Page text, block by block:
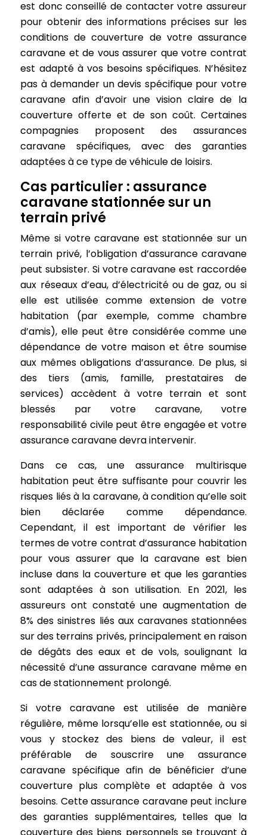
est donc conseillé de contacter votre assureur
pour obtenir des informations précises sur les
conditions de couverture de votre assurance
caravane et de vous assurer que votre contrat
est adapté à vos besoins spécifiques. N’hésitez
pas à demander un devis spécifique pour votre
caravane afin d’avoir une vision claire de la
couverture offerte et de son coût. Certaines
compagnies proposent des assurances
caravane spécifiques, avec des garanties
adaptées à ce type de véhicule de loisirs.
Cas particulier : assurance
caravane stationnée sur un
terrain privé
Même si votre caravane est stationnée sur un
terrain privé, l’obligation d’assurance caravane
peut subsister. Si votre caravane est raccordée
aux réseaux d’eau, d’électricité ou de gaz, ou si
elle est utilisée comme extension de votre
habitation (par exemple, comme chambre
d’amis), elle peut être considérée comme une
dépendance de votre maison et être soumise
aux mêmes obligations d’assurance. De plus, si
des tiers (amis, famille, prestataires de
services) accèdent à votre terrain et sont
blessés par votre caravane, votre
responsabilité civile peut être engagée et votre
assurance caravane devra intervenir.
Dans ce cas, une assurance multirisque
habitation peut être suffisante pour couvrir les
risques liés à la caravane, à condition qu’elle soit
bien déclarée comme dépendance.
Cependant, il est important de vérifier les
termes de votre contrat d’assurance habitation
pour vous assurer que la caravane est bien
incluse dans la couverture et que les garanties
sont adaptées à son utilisation. En 2021, les
assureurs ont constaté une augmentation de
8% des sinistres liés aux caravanes stationnées
sur des terrains privés, principalement en raison
de dégâts des eaux et de vols, soulignant la
nécessité d’une assurance caravane même en
cas de stationnement prolongé.
Si votre caravane est utilisée de manière
régulière, même lorsqu’elle est stationnée, ou si
vous y stockez des biens de valeur, il est
préférable de souscrire une assurance
caravane spécifique afin de bénéficier d’une
couverture plus complète et adaptée à vos
besoins. Cette assurance caravane peut inclure
des garanties supplémentaires, telles que la